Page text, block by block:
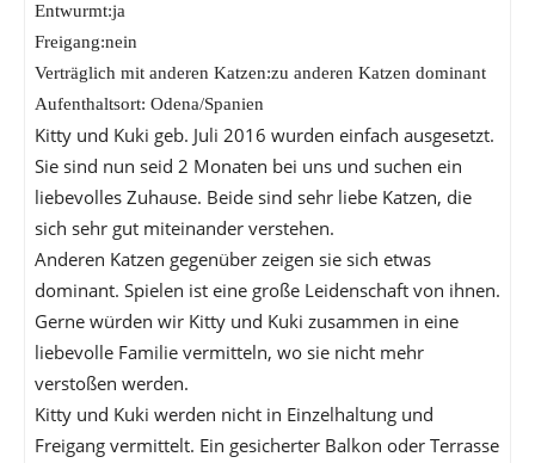
Entwurmt:ja
Freigang:nein
Verträglich mit anderen Katzen:zu anderen Katzen dominant
Aufenthaltsort: Odena/Spanien
Kitty und Kuki geb. Juli 2016 wurden einfach ausgesetzt.
Sie sind nun seid 2 Monaten bei uns und suchen ein
liebevolles Zuhause. Beide sind sehr liebe Katzen, die
sich sehr gut miteinander verstehen.
Anderen Katzen gegenüber zeigen sie sich etwas
dominant. Spielen ist eine große Leidenschaft von ihnen.
Gerne würden wir Kitty und Kuki zusammen in eine
liebevolle Familie vermitteln, wo sie nicht mehr
verstoßen werden.
Kitty und Kuki werden nicht in Einzelhaltung und
Freigang vermittelt. Ein gesicherter Balkon oder Terrasse